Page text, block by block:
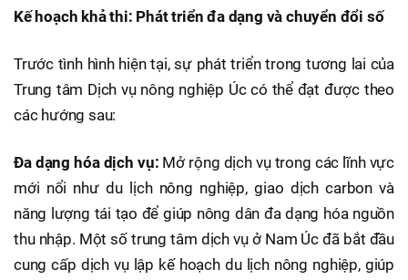
Kế hoạch khả thi: Phát triển đa dạng và chuyển đổi số
Trước tình hình hiện tại, sự phát triển trong tương lai của
Trung tâm Dịch vụ nông nghiệp Úc có thể đạt được theo
các hướng sau:
Đa dạng hóa dịch vụ: Mở rộng dịch vụ trong các lĩnh vực
mới nổi như du lịch nông nghiệp, giao dịch carbon và
năng lượng tái tạo để giúp nông dân đa dạng hóa nguồn
thu nhập. Một số trung tâm dịch vụ ở Nam Úc đã bắt đầu
cung cấp dịch vụ lập kế hoạch du lịch nông nghiệp, giúp